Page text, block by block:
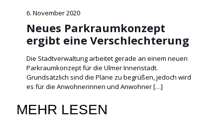
6. November 2020
Neues Parkraumkonzept
ergibt eine Verschlechterung
Die Stadtverwaltung arbeitet gerade an einem neuen
Parkraumkonzept für die Ulmer Innenstadt.
Grundsätzlich sind die Pläne zu begrüßen, jedoch wird
es für die Anwohnerinnen und Anwohner[…]
MEHR LESEN